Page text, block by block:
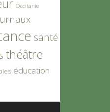
Occitanie
santé
théâtre
éducation